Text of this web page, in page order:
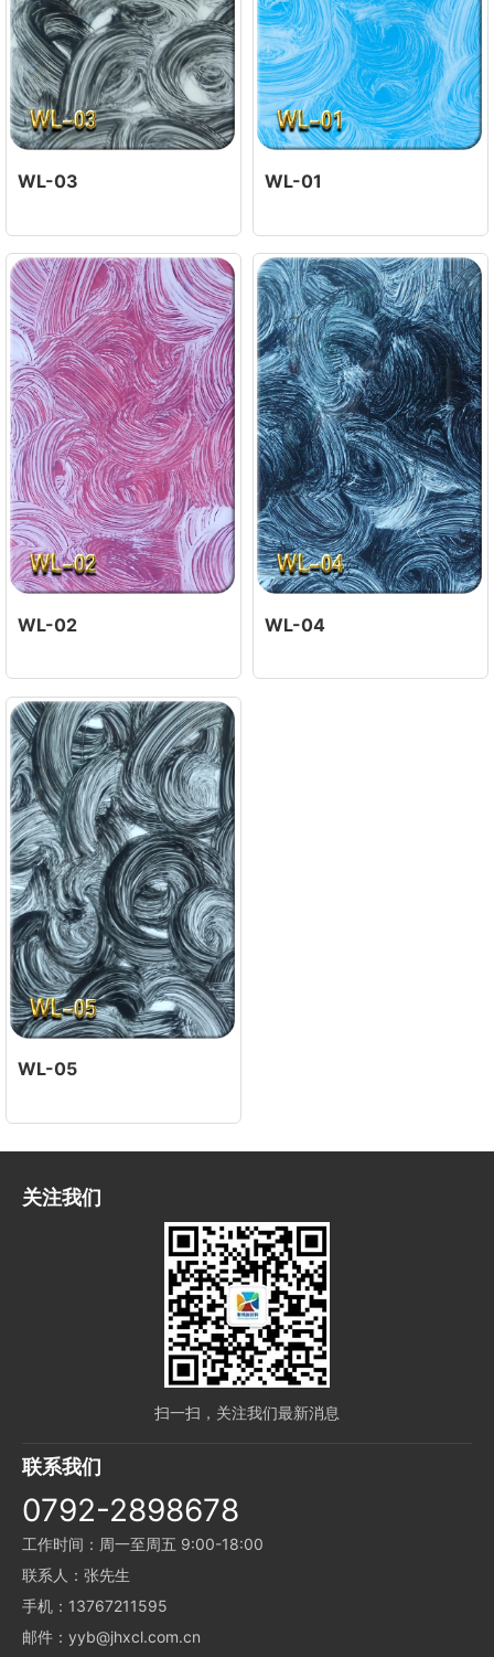
WL-03 WL-01
WL-02 WL-04
WL-05
关注我们
扫一扫，关注我们最新消息
联系我们
0792-2898678
工作时间：周一至周五 9:00-18:00
联系人：张先生
手机：13767211595
邮件：yyb@jhxcl.com.cn